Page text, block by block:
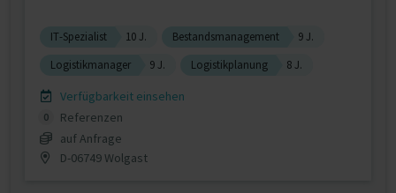
IT-Spezialist 10 J. Bestandsmanagement
9 J.
Logistikmanager
9 J. Logistikplanung 8 J.
Verfügbarkeit einsehen
0
Referenzen
auf Anfrage
D-06749 Wolgast